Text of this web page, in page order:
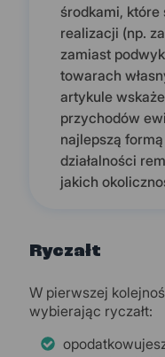
środkami,
realizacji (np.
zamiast
towarach
artykule
przychodów
najlepszą
działalności
jakich
Ryczałt
W pierwszej
wybierając ryczałt: